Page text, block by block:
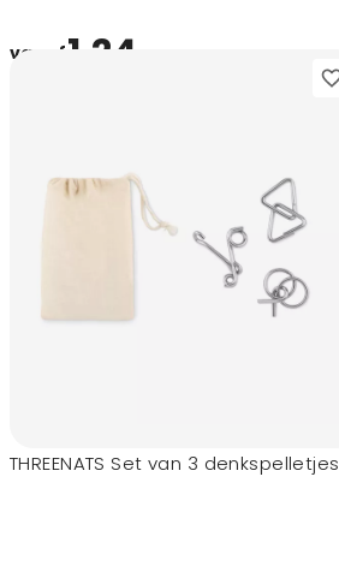
vanaf1,24
THREENATS Set van 3 denkspelletjes